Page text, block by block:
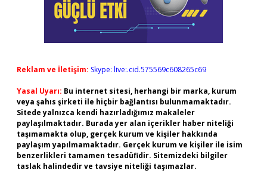
Reklam ve İletişim: Skype: live:.cid.575569c608265c69
Yasal Uyarı: Bu internet sitesi, herhangi bir marka, kurum
veya şahıs şirketi ile hiçbir bağlantısı bulunmamaktadır.
Sitede yalnızca kendi hazırladığımız makaleler
paylaşılmaktadır. Burada yer alan içerikler haber niteliği
taşımamakta olup, gerçek kurum ve kişiler hakkında
paylaşım yapılmamaktadır. Gerçek kurum ve kişiler ile isim
benzerlikleri tamamen tesadüfidir. Sitemizdeki bilgiler
taslak halindedir ve tavsiye niteliği taşımazlar.